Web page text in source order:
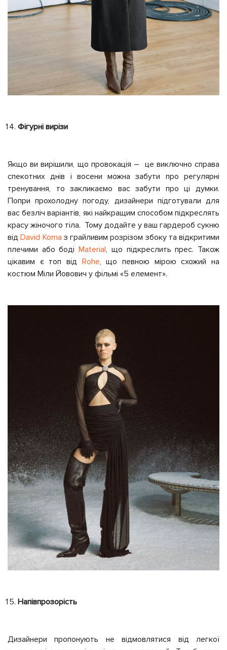
Фігурні вирізи
Якщо ви вирішили, що провокація – це виключно справа
спекотних днів і восени можна забути про регулярні
тренування, то закликаємо вас забути про ці думки.
Попри прохолодну погоду, дизайнери підготували для
вас безліч варіантів, які найкращим способом підкреслять
красу жіночого тіла. Тому додайте у ваш гардероб сукню
відDavid Koma з грайливим розрізом збоку та відкритими
плечими або бодіMaterial, що підкреслить прес. Також
цікавим є топ від Rohe, що певною мірою схожий на
костюм Міли Йовович у фільмі «5 елемент».
Напівпрозорість
Дизайнери пропонують не відмовлятися від легкої